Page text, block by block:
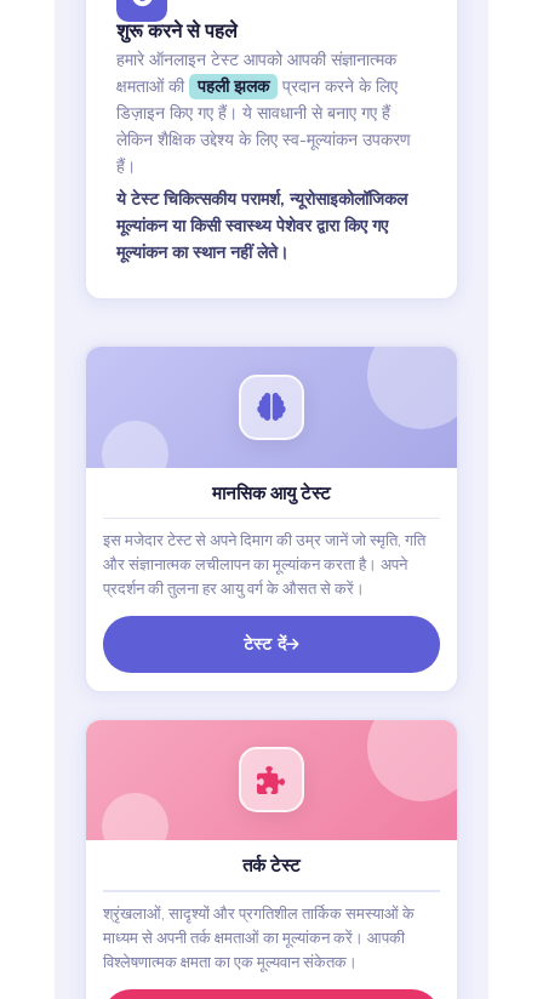
शुरू करने से पहले
हमारे ऑनलाइन टेस्ट आपको आपकी संज्ञानात्मक
क्षमताओं की पहली झलक प्रदान करने के लिए
डिज़ाइन किए गए हैं। ये सावधानी से बनाए गए हैं
लेकिन शैक्षिक उद्देश्य के लिए स्व-मूल्यांकन उपकरण
हैं।
ये टेस्ट चिकित्सकीय परामर्श, न्यूरोसाइकोलॉजिकल
मूल्यांकन या किसी स्वास्थ्य पेशेवर द्वारा किए गए
मूल्यांकन का स्थान नहीं लेते।
मानसिक आयु टेस्ट
इस मजेदार टेस्ट से अपने दिमाग की उम्र जानें जो स्मृति, गति
और संज्ञानात्मक लचीलापन का मूल्यांकन करता है। अपने
प्रदर्शन की तुलना हर आयु वर्ग के औसत से करें।
टेस्ट दें
तर्क टेस्ट
श्रृंखलाओं, सादृश्यों और प्रगतिशील तार्किक समस्याओं के
माध्यम से अपनी तर्क क्षमताओं का मूल्यांकन करें। आपकी
विश्लेषणात्मक क्षमता का एक मूल्यवान संकेतक।